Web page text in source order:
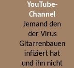
YouTube-
Channel
Jemand den
der Virus
Gitarrenbauen
infiziert hat
und ihn nicht